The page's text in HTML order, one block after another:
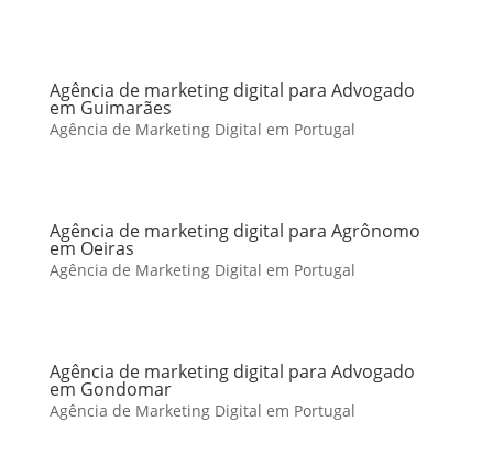
Agência de marketing digital para Advogado
em Guimarães
Agência de Marketing Digital em Portugal
Agência de marketing digital para Agrônomo
em Oeiras
Agência de Marketing Digital em Portugal
Agência de marketing digital para Advogado
em Gondomar
Agência de Marketing Digital em Portugal